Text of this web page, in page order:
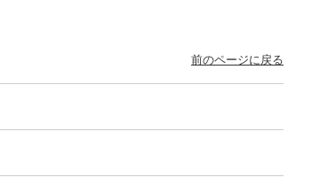
前のページに戻る